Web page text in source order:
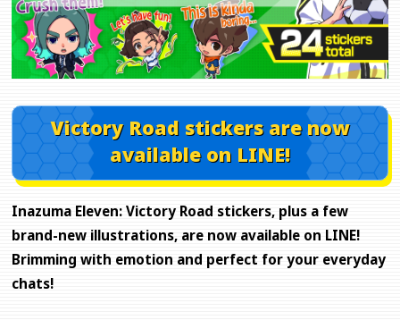
Victory Road stickers are now
available on LINE!
Inazuma Eleven: Victory Road stickers, plus a few
brand-new illustrations, are now available on LINE!
Brimming with emotion and perfect for your everyday
chats!